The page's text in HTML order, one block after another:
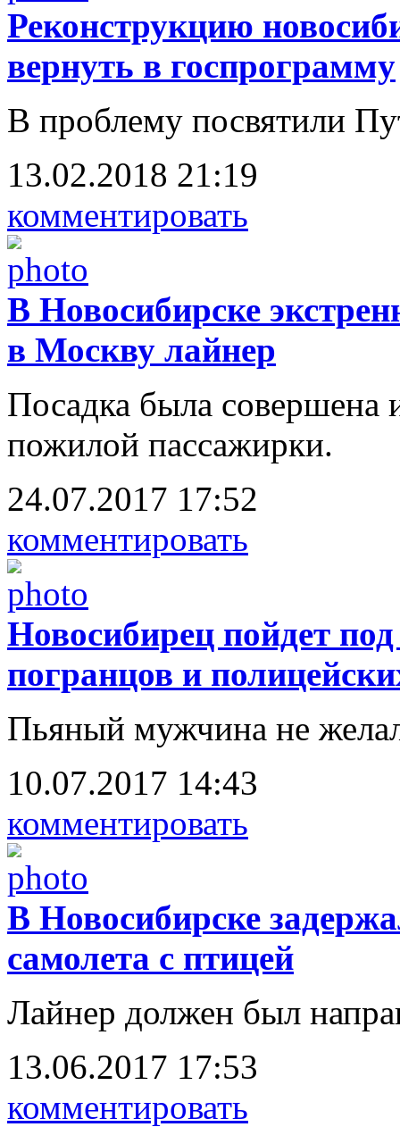
Реконструкцию
вернуть в госпрограмму
В проблему посвятили
13.02.2018 21:19
комментировать
В Новосибирске
в Москву лайнер
Посадка была совершена
пожилой пассажирки.
24.07.2017 17:52
комментировать
Новосибирец пойдет под
погранцов и
Пьяный мужчина не
10.07.2017 14:43
комментировать
В Новосибирске
самолета с птицей
Лайнер должен был
13.06.2017 17:53
комментировать